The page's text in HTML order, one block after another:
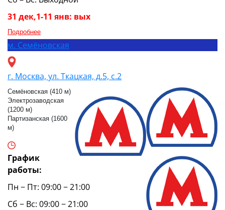
31 дек,1-11 янв: вых
Подробнее
м. Семёновская
г. Москва, ул. Ткацкая, д.5, с.2
Семёновская (410 м)
Электрозаводская
(1200 м)
Партизанская (1600
м)
График
работы:
Пн − Пт: 09:00 − 21:00
Сб − Вс: 09:00 − 21:00